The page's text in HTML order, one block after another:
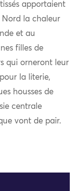
apportaient
Nord la chaleur
et au
filles de
qui orneront leur
la literie,
housses de
centrale
vont de pair.